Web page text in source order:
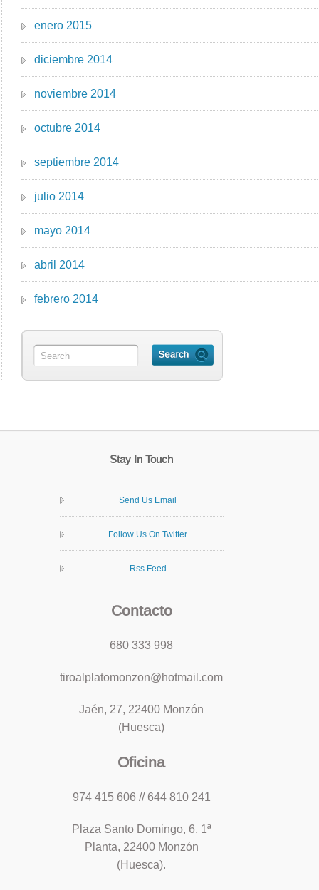
enero 2015
diciembre 2014
noviembre 2014
octubre 2014
septiembre 2014
julio 2014
mayo 2014
abril 2014
febrero 2014
Stay In Touch
Send Us Email
Follow Us On Twitter
Rss Feed
Contacto
680 333 998
tiroalplatomonzon@hotmail.com
Jaén, 27, 22400 Monzón
(Huesca)
Oficina
974 415 606 // 644 810 241
Plaza Santo Domingo, 6, 1ª
Planta, 22400 Monzón
(Huesca).